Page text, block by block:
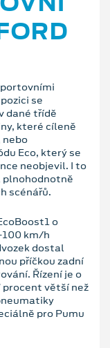
se
dané třídě
které cíleně
nebo
Eco, který se
neobjevil. I to
plnohodnotně
scénářů.
o
100 km/h
dostal
příčkou zadní
Řízení je o
procent větší než
pro Pumu